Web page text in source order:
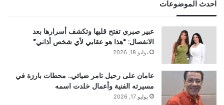
احدث الموضوعات
عبير صبري تفتح قلبها وتكشف أسرارها بعد
الانفصال: “هذا هو عقابي لأي شخص أذاني”
يوليو 18, 2026
عامان على رحيل تامر ضيائي.. محطات بارزة في
مسيرته الفنية وأعمال خلدت اسمه
يوليو 17, 2026